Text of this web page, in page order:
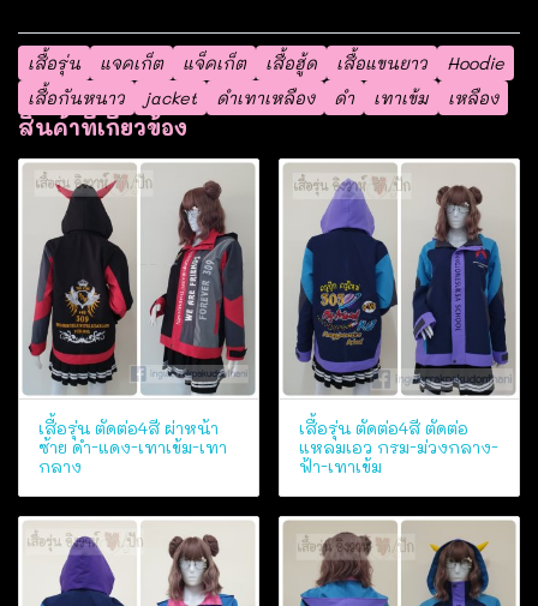
เสื้อรุ่น แจคเก็ต แจ็คเก็ต เสื้อฮู้ด เสื้อแขนยาว
Hoodie
เสื้อกันหนาว
jacket ดำเทาเหลือง ดำ เทาเข้ม เหลือง
สินค้าที่เกี่ยวข้อง
เสื้อรุ่น ตัดต่อ4สี ผ่าหน้า
ซ้าย ดำ-แดง-เทาเข้ม-เทา
กลาง
เสื้อรุ่น ตัดต่อ4สี ตัดต่อ
แหลมเอว กรม-ม่วงกลาง-
ฟ้า-เทาเข้ม